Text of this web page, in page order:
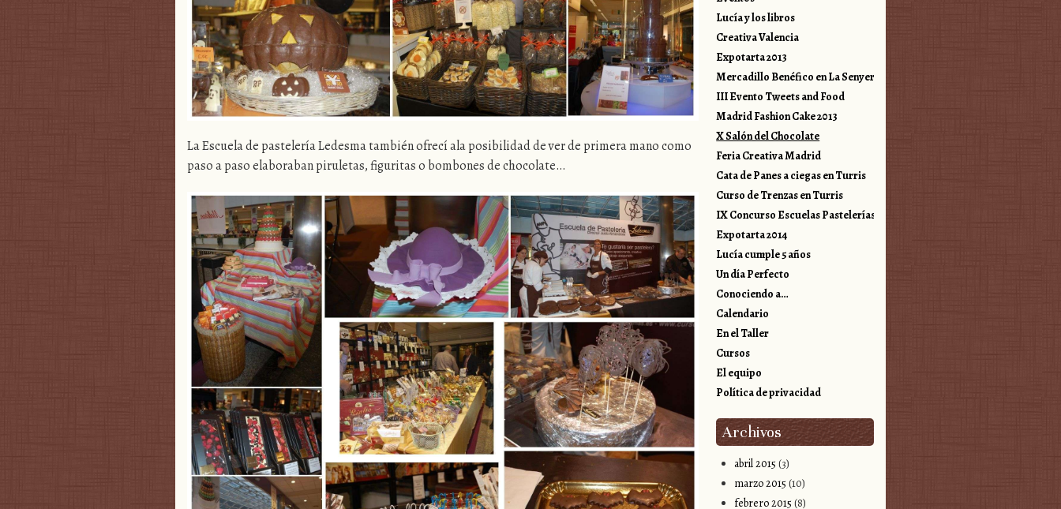
La Escuela de pastelería Ledesma también ofrecí ala posibilidad de ver de primera mano como
paso a paso elaboraban piruletas, figuritas o bombones de chocolate…
Lucía y los libros
Creativa Valencia
Expotarta 2013
Mercadillo Benéfico en La Senyera
III Evento Tweets and Food
Madrid Fashion Cake 2013
X Salón del Chocolate
Feria Creativa Madrid
Cata de Panes a ciegas en Turris
Curso de Trenzas en Turris
IX Concurso Escuelas Pastelerías Valencia
Expotarta 2014
Lucía cumple 5 años
Un día Perfecto
Conociendo a…
Calendario
En el Taller
Cursos
El equipo
Política de privacidad
Archivos
abril 2015 (3)
marzo 2015 (10)
febrero 2015 (8)